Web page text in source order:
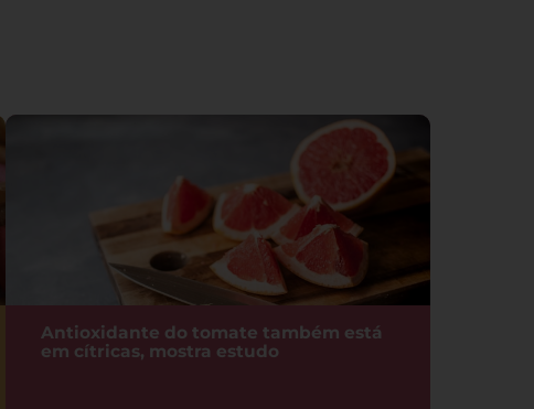
Antioxidante do tomate também está
em cítricas, mostra estudo